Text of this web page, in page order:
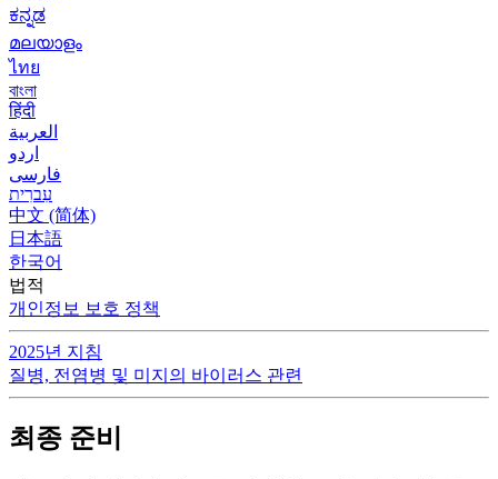
ಕನ್ನಡ
മലയാളം
ไทย
বাংলা
हिंदी
العربية
اردو
فارسی
עִברִית
中文 (简体)
日本語
한국어
법적
개인정보 보호 정책
2025년 지침
질병, 전염병 및 미지의 바이러스 관련
최종 준비